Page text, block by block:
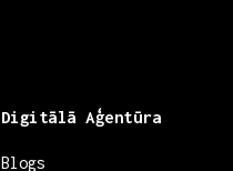
Digitālā Aģentūra
Blogs